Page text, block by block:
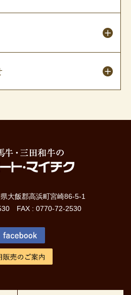
大飯郡高浜町宮崎86-5-1
FAX : 0770-72-2530